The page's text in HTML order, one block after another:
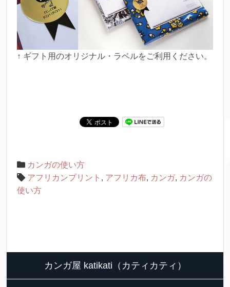
↑ ギフト用のオリジナル・ラベルをご利用ください。
カンガの使い方
アフリカンプリント , アフリカ布, カンガ, カンガの
使い方
カンガ屋 katikati（カティカティ）